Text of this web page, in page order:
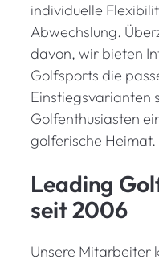
individuelle
Abwechslung.
davon, wir bieten
Golfsports die
Einstiegsvarianten
Golfenthusiasten
golferische Heimat.
Leading
seit 2006
Unsere Mitarbeiter